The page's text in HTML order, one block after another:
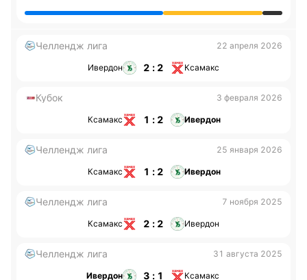
Челлендж лига 22 апреля 2026
Ивердон 2 : 2 Ксамакс
Кубок 3 февраля 2026
Ксамакс 1 : 2 Ивердон
Челлендж лига 25 января 2026
Ксамакс 1 : 2 Ивердон
Челлендж лига 7 ноября 2025
Ксамакс 2 : 2 Ивердон
Челлендж лига 31 августа 2025
Ивердон 3 : 1 Ксамакс